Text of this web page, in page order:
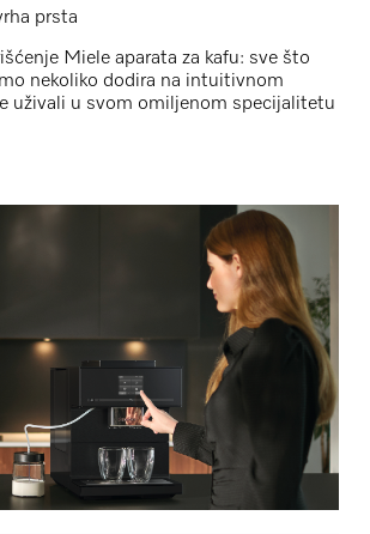
prsta
Miele aparata za kafu: sve što
nekoliko dodira na intuitivnom
uživali u svom omiljenom specijalitetu